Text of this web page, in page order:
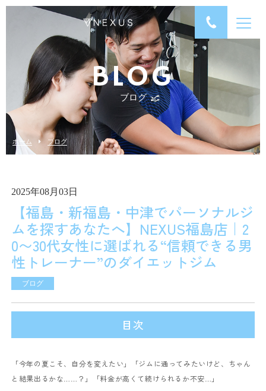
BLOG
ブログ
ホーム ブログ
2025年08月03日
【福島・新福島・中津でパーソナルジ
ムを探すあなたへ】NEXUS福島店｜2
0〜30代女性に選ばれる“信頼できる男
性トレーナー”のダイエットジム
ブログ
目次
「今年の夏こそ、自分を変えたい」
「ジムに通ってみたいけど、ちゃん
と結果出るかな……？」
「料金が高くて続けられるか不安…」